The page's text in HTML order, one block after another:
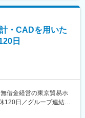
日報作成
業務だけでなく、実際
われるため、幅広い技
・CADを用いた
日
借金経営の東京貿易ホ
120日／グループ連結社